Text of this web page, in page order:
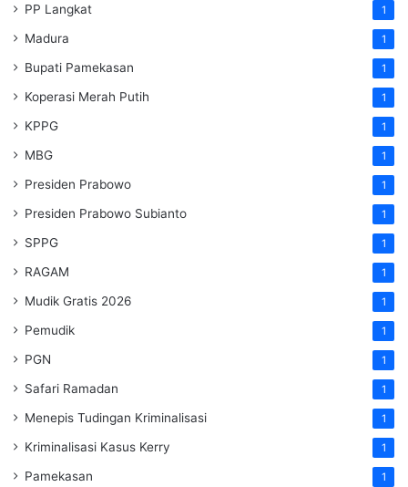
PP Langkat 1
Madura 1
Bupati Pamekasan 1
Koperasi Merah Putih 1
KPPG 1
MBG 1
Presiden Prabowo 1
Presiden Prabowo Subianto 1
SPPG 1
RAGAM 1
Mudik Gratis 2026 1
Pemudik 1
PGN 1
Safari Ramadan 1
Menepis Tudingan Kriminalisasi 1
Kriminalisasi Kasus Kerry 1
Pamekasan 1